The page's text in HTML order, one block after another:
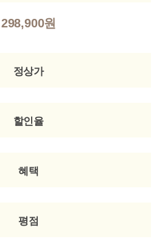
298,900원
정상가
할인율
혜택
평점